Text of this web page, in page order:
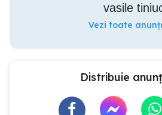
vasile
Vezi toate
Distribuie